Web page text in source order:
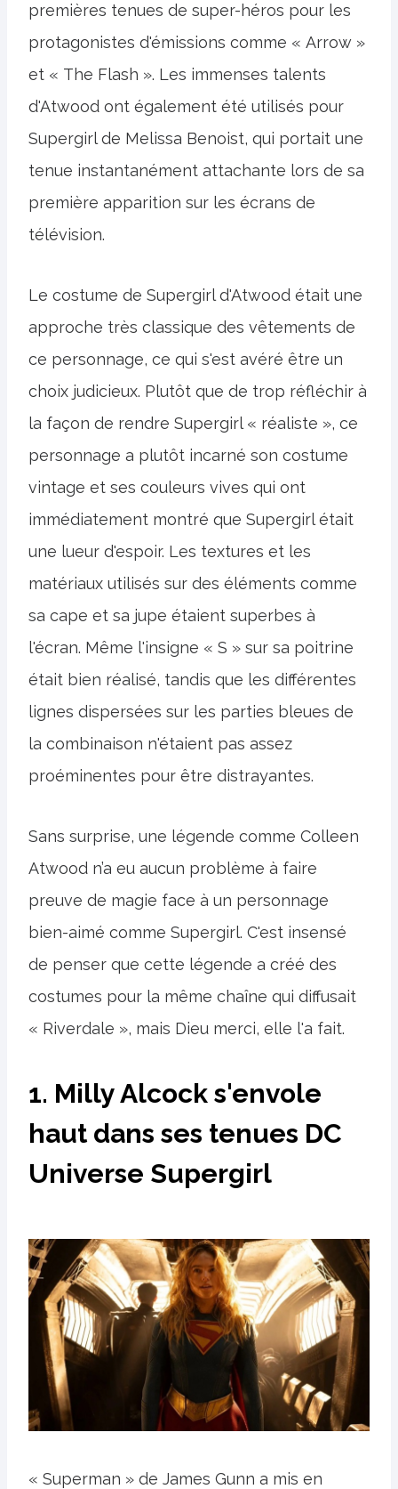
premières tenues de super-héros pour les
protagonistes d'émissions comme « Arrow »
et « The Flash ». Les immenses talents
d'Atwood ont également été utilisés pour
Supergirl de Melissa Benoist, qui portait une
tenue instantanément attachante lors de sa
première apparition sur les écrans de
télévision.
Le costume de Supergirl d'Atwood était une
approche très classique des vêtements de
ce personnage, ce qui s'est avéré être un
choix judicieux. Plutôt que de trop réfléchir à
la façon de rendre Supergirl « réaliste », ce
personnage a plutôt incarné son costume
vintage et ses couleurs vives qui ont
immédiatement montré que Supergirl était
une lueur d'espoir. Les textures et les
matériaux utilisés sur des éléments comme
sa cape et sa jupe étaient superbes à
l'écran. Même l'insigne « S » sur sa poitrine
était bien réalisé, tandis que les différentes
lignes dispersées sur les parties bleues de
la combinaison n'étaient pas assez
proéminentes pour être distrayantes.
Sans surprise, une légende comme Colleen
Atwood n’a eu aucun problème à faire
preuve de magie face à un personnage
bien-aimé comme Supergirl. C'est insensé
de penser que cette légende a créé des
costumes pour la même chaîne qui diffusait
« Riverdale », mais Dieu merci, elle l'a fait.
1. Milly Alcock s'envole
haut dans ses tenues DC
Universe Supergirl
« Superman » de James Gunn a mis en